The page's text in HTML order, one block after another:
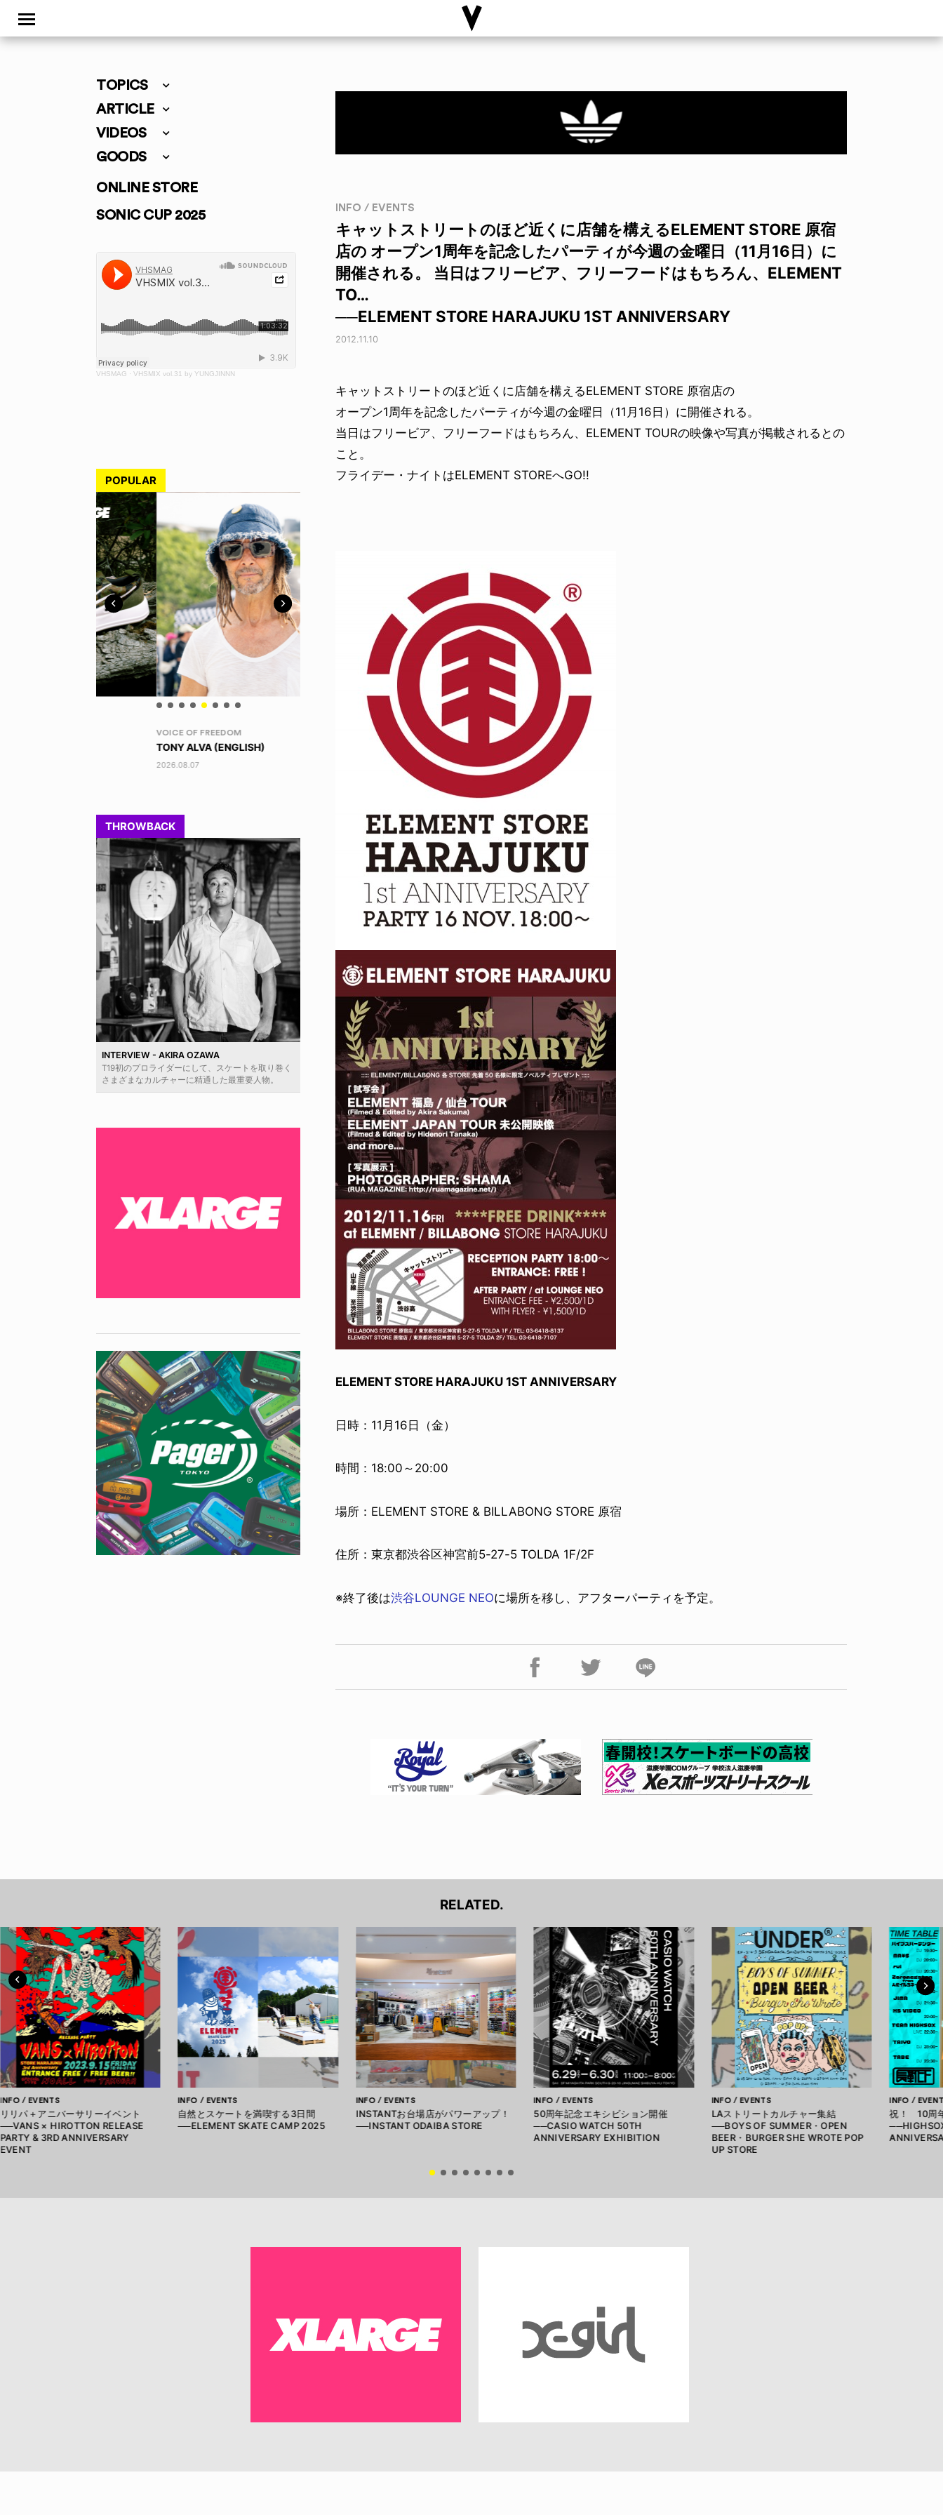
TOPICS
ARTICLE
VIDEOS
GOODS
ONLINE STORE
SONIC CUP 2025
VHSMAG · VHSMIX vol.31 by YUNGJINNN
POPULAR
VOICE OF FREEDOM
TONY ALVA (ENGLISH)
VOICE OF FREEDOM
AKIRA OZAWA / 尾澤 彰
2021.09.02
THROWBACK
INTERVIEW - AKIRA OZAWA
T19初のプロライダーにして、スケートを取り巻く
さまざまなカルチャーに精通した最重要人物。
INFO / EVENTS
キャットストリートのほど近くに店舗を構えるELEMENT STORE 原宿
店の オープン1周年を記念したパーティが今週の金曜日（11月16日）に
開催される。 当日はフリービア、フリーフードはもちろん、ELEMENT
TO…
──ELEMENT STORE HARAJUKU 1ST ANNIVERSARY
2012.11.10
キャットストリートのほど近くに店舗を構えるELEMENT STORE 原宿店の
オープン1周年を記念したパーティが今週の金曜日（11月16日）に開催される。
当日はフリービア、フリーフードはもちろん、ELEMENT TOURの映像や写真が掲載されるとの
こと。
フライデー・ナイトはELEMENT STOREへGO!!
ELEMENT STORE HARAJUKU 1ST ANNIVERSARY
日時：11月16日（金）
時間：18:00～20:00
場所：ELEMENT STORE & BILLABONG STORE 原宿
住所：東京都渋谷区神宮前5-27-5 TOLDA 1F/2F
※終了後は渋谷LOUNGE NEOに場所を移し、アフターパーティを予定。
RELATED.
INFO / EVENTS
リリパ＋アニバーサリーイベント
──VANS × HIROTTON RELEASE
PARTY & 3RD ANNIVERSARY
EVENT
INFO / EVENTS
自然とスケートを満喫する3日間
──ELEMENT SKATE CAMP 2025
INFO / EVENTS
INSTANTお台場店がパワーアップ！
──INSTANT ODAIBA STORE
INFO / EVENTS
50周年記念エキシビション開催
──CASIO WATCH 50TH
ANNIVERSARY EXHIBITION
INFO / EVENTS
LAストリートカルチャー集結
──BOYS OF SUMMER・OPEN
BEER・BURGER SHE WROTE POP
UP STORE
INFO /
祝！ 10周